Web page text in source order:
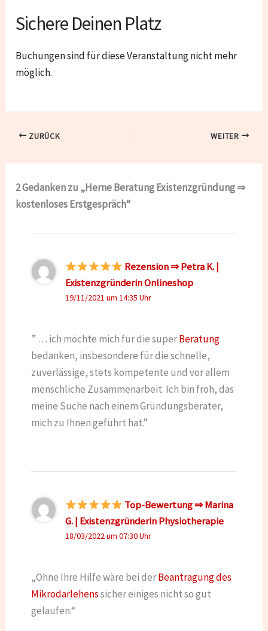
Sichere Deinen Platz
Buchungen sind für diese Veranstaltung nicht mehr
möglich.
ZURÜCK WEITER
2 Gedanken zu „Herne Beratung Existenzgründung ⇒
kostenloses Erstgespräch“
Rezension ⇒ Petra K. |
Existenzgründerin Onlineshop
19/11/2021 um 14:35 Uhr
” … ich möchte mich für die superBeratung
bedanken, insbesondere für die schnelle,
zuverlässige, stets kompetente und vor allem
menschliche Zusammenarbeit. Ich bin froh, das
meine Suche nach einem Gründungsberater,
mich zu Ihnen geführt hat.”
Top-Bewertung ⇒ Marina
G. | Existenzgründerin Physiotherapie
18/03/2022 um 07:30 Uhr
„Ohne Ihre Hilfe wäre bei derBeantragung des
Mikrodarlehenssicher einiges nicht so gut
gelaufen.“